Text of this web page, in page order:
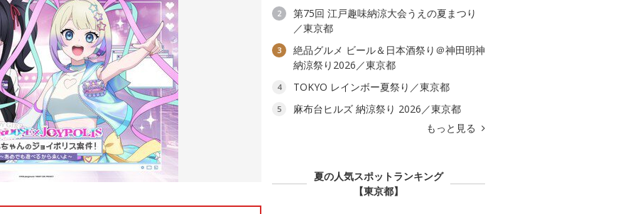
2
第75回 江戸趣味納涼大会うえの夏まつり
／東京都
3
絶品グルメ ビール＆日本酒祭り＠神田明神
納涼祭り2026／東京都
4 TOKYO レインボー夏祭り／東京都
5
麻布台ヒルズ 納涼祭り 2026／東京都
もっと見る
夏の人気スポットランキング
【東京都】